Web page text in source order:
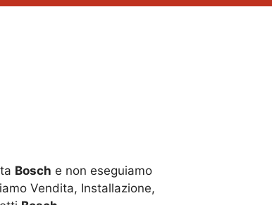
Bosch e non eseguiamo
Vendita, Installazione,